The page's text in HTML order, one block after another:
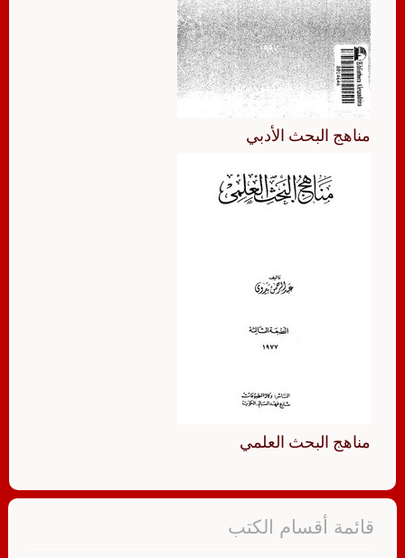
مناهج البحث الأدبي
مناهج البحث العلمي
قائمة أقسام الكتب